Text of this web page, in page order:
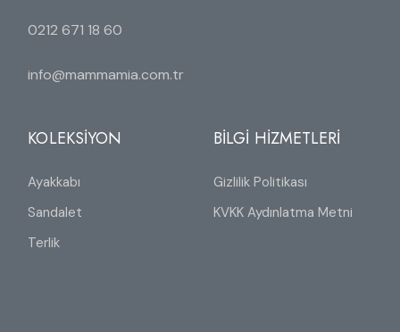
0212 671 18 60
info@mammamia.com.tr
KOLEKSİYON
Ayakkabı
Sandalet
Terlik
BİLGİ HİZMETLERİ
Gizlilik Politikası
KVKK Aydınlatma Metni